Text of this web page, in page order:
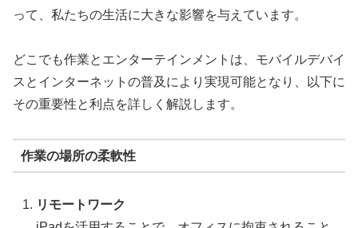
って、私たちの生活に大きな影響を与えています。
どこでも作業とエンターテインメントは、モバイルデバイ
スとインターネットの普及により実現可能となり、以下に
その重要性と利点を詳しく解説します。
作業の場所の柔軟性
リモートワーク